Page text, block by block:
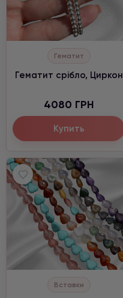
Гематит
Гематит срібло, Циркон
4080 ГРН
Купить
Вставки